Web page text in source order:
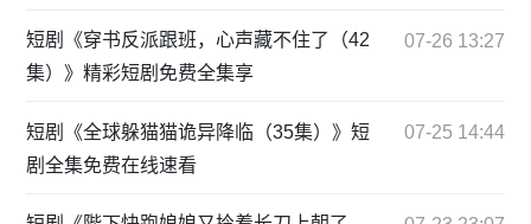
短剧《穿书反派跟班，心声藏不住了（42
集）》精彩短剧免费全集享
07-26 13:27
短剧《全球躲猫猫诡异降临（35集）》短
剧全集免费在线速看
07-25 14:44